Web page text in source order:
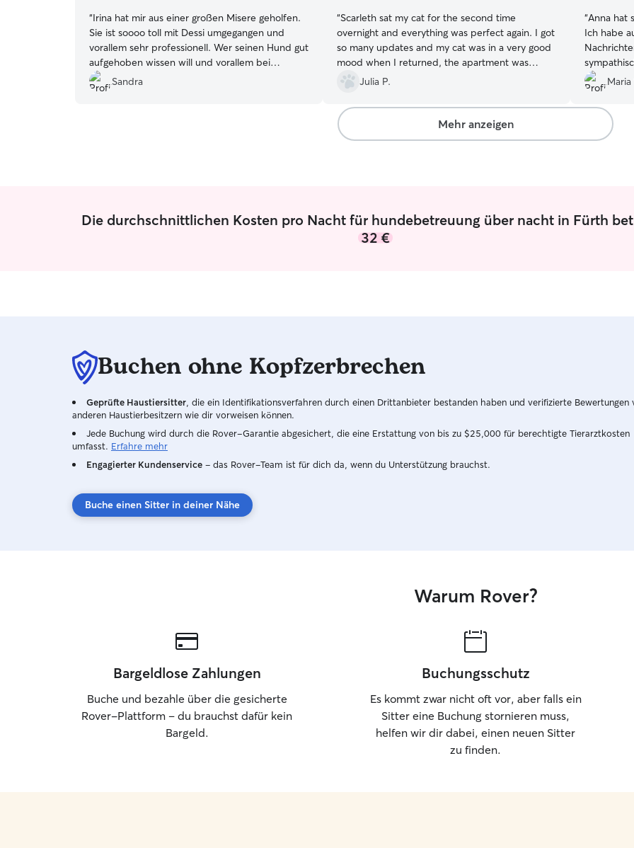
“Irina hat mir aus einer großen Misere geholfen.
Sie ist soooo toll mit Dessi umgegangen und
vorallem sehr professionell. Wer seinen Hund gut
aufgehoben wissen will und vorallem bei
jemandem wo der Hund als Familienmitglied
integriert wird und nicht als "nur ein Hund" ist
Sandra
“Scarleth sat my cat for the second time
overnight and everything was perfect again. I got
so many updates and my cat was in a very good
mood when I returned, the apartment was
spotless. Full recommendation for Scarleth!
Julia P.
“Anna hat
Ich habe
Kontakt
gerne
Maria
Mehr anzeigen
Die durchschnittlichen Kosten pro Nacht für hundebetreuung über nacht in Fürth
32 €
Buchen ohne Kopfzerbrechen
Geprüfte Haustiersitter , die ein Identifikationsverfahren durch einen Drittanbieter bestanden haben und verifizierte Bewertungen
anderen Haustierbesitzern wie dir vorweisen können.
Jede Buchung wird durch die Rover-Garantie abgesichert, die eine Erstattung von bis zu $25,000 für berechtigte Tierarztkosten
umfasst. Erfahre mehr
Engagierter Kundenservice – das Rover-Team ist für dich da, wenn du Unterstützung brauchst.
Buche einen Sitter in deiner Nähe
Warum Rover?
Bargeldlose Zahlungen
Buche und bezahle über die gesicherte
Rover-Plattform – du brauchst dafür kein
Bargeld.
Buchungsschutz
Es kommt zwar nicht oft vor, aber falls ein
Sitter eine Buchung stornieren muss,
helfen wir dir dabei, einen neuen Sitter
zu finden.